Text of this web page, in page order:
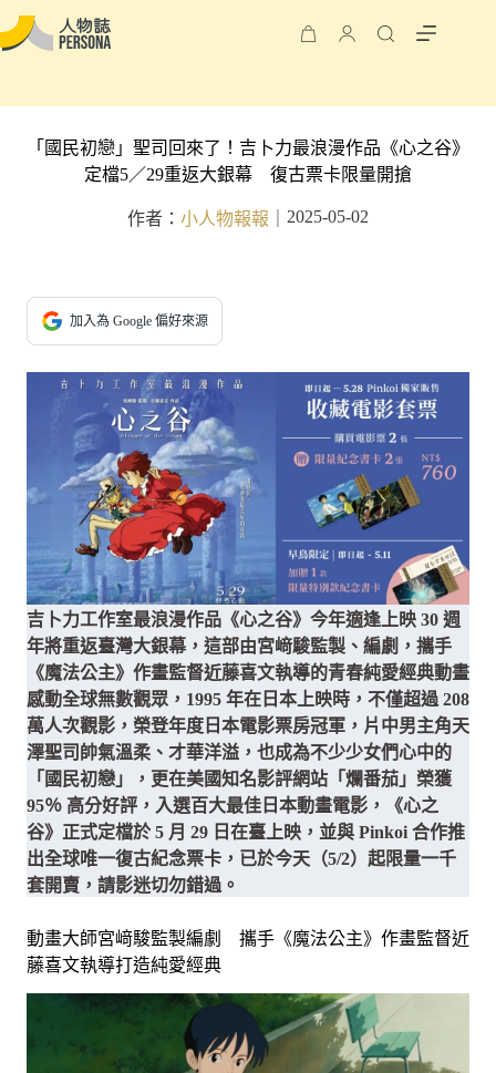
「國民初戀」聖司回來了！吉卜力最浪漫作品《心之谷》
定檔5／29重返大銀幕 復古票卡限量開搶
作者： 小人物報報 2025-05-02
加入為 Google 偏好來源
吉卜力工作室最浪漫作品《心之谷》今年適逢上映 30 週
年將重返臺灣大銀幕，這部由宮﨑駿監製、編劇，攜手
《魔法公主》作畫監督近藤喜文執導的青春純愛經典動畫
感動全球無數觀眾，1995 年在日本上映時，不僅超過 208
萬人次觀影，榮登年度日本電影票房冠軍，片中男主角天
澤聖司帥氣溫柔、才華洋溢，也成為不少少女們心中的
「國民初戀」，更在美國知名影評網站「爛番茄」榮獲
95％ 高分好評，入選百大最佳日本動畫電影，《心之
谷》正式定檔於 5 月 29 日在臺上映，並與 Pinkoi 合作推
出全球唯一復古紀念票卡，已於今天（5/2）起限量一千
套開賣，請影迷切勿錯過。
動畫大師宮﨑駿監製編劇 攜手《魔法公主》作畫監督近
藤喜文執導打造純愛經典